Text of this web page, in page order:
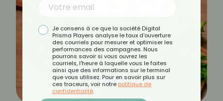
Je consens à ce que la société Digital
Prisma Players analyse le taux d'ouverture
des courriels pour mesurer et optimiser les
performances des campagnes. Nous
pourrons savoir si vous ouvrez les
courriels, l'heure à laquelle vous le faites
ainsi que des informations sur le terminal
que vous utilisez. Pour en savoir plus sur
ces traceurs, voir notre politique de
confidentialité.